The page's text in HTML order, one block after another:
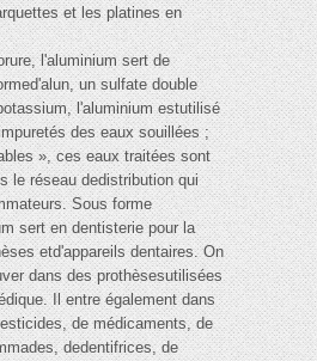
et les platines en
l'aluminium sert de
un sulfate double
l'aluminium estutilisé
des eaux souillées ;
», ces eaux traitées sont
le réseau dedistribution qui
Sous forme
sert en dentisterie pour la
etd'appareils dentaires. On
dans des prothèsesutilisées
Il entre également dans
de médicaments, de
dedentifrices, de